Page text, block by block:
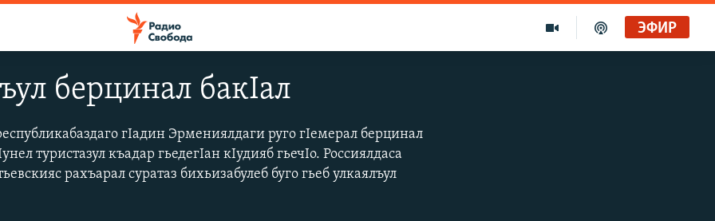
ЭФИР
берцинал бакIал
гIадин Эрмениялдаги руго гIемерал берцинал
туристазул къадар гьедегIан кIудияб гьечIо. Россиялдаса
рахъарал суратаз бихьизабулеб буго гьеб улкаялъул